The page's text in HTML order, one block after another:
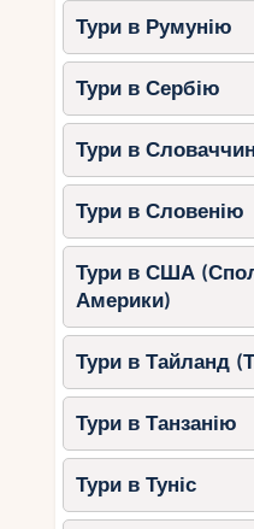
Тури в Румунію
Тури в Сербію
Тури в
Тури в Словенію
Тури в США
Америки)
Тури в Тайланд
Тури в Танзанію
Тури в Туніс